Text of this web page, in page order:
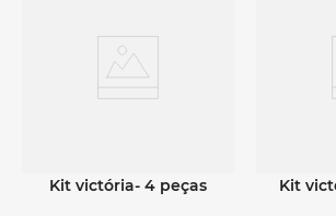
kit victória- 4 peças
kit victória branco- 4